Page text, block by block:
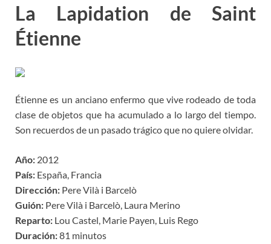
La Lapidation de Saint
Étienne
Étienne es un anciano enfermo que vive rodeado de toda
clase de objetos que ha acumulado a lo largo del tiempo.
Son recuerdos de un pasado trágico que no quiere olvidar.
Año: 2012
País: España, Francia
Dirección: Pere Vilà i Barcelò
Guión: Pere Vilà i Barcelò, Laura Merino
Reparto: Lou Castel, Marie Payen, Luis Rego
Duración:81 minutos